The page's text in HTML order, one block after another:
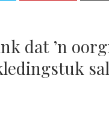
dat ’n